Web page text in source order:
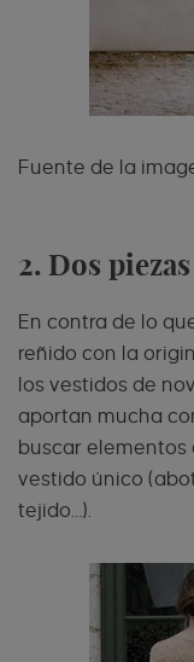
Fuente de la
2. Dos
En contra de lo
reñido con la
los vestidos de
aportan mucha
buscar elementos
vestido único
tejido…).